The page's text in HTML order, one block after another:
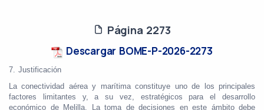
Página 2273
Descargar BOME-P-2026-2273
7. Justificación
La conectividad aérea y marítima constituye uno de los principales
factores limitantes y, a su vez, estratégicos para el desarrollo
económico de Melilla. La toma de decisiones en este ámbito debe